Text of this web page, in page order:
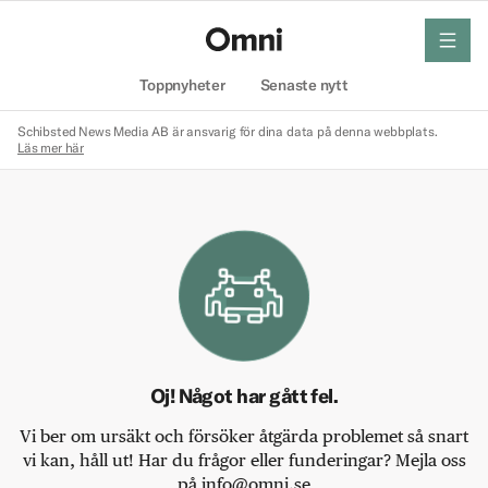
Toppnyheter Senaste nytt
meny
Schibsted News Media AB är ansvarig för dina data på denna webbplats.
Läs mer här
Oj! Något har gått fel.
Vi ber om ursäkt och försöker åtgärda problemet så snart
vi kan, håll ut! Har du frågor eller funderingar? Mejla oss